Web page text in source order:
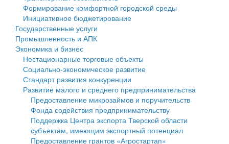
Государственные услуги
Промышленность и АПК
Экономика и бизнес
Символика
Устав
Гостям округа
Туризм
Культура
Образование
Здравоохранение
муниципального округа Тверской области
Администрация Кашинского муниципального округа
Тверской области
Управление сельскими территориями
Открытые данные
Работа с обращениями граждан
Муниципальный контроль
Финансовое управление
Бюджет для граждан
Имущество
Выявление правообладателей ранее учтенных
объектов недвижимости
Имущественная поддержка субъектов малого и
среднего предпринимательства
Формирование комфортной городской среды
Инициативное бюджетирование
Государственные услуги
Промышленность и АПК
Экономика и бизнес
Нестационарные торговые объекты
Социально-экономическое развитие
Стандарт развития конкуренции
Развитие малого и среднего предпринимательства
Предоставление микрозаймов и поручительств
Фонда содействия предпринимательству
Поддержка Центра экспорта Тверской области
субъектам, имеющим экспортный потенциал
Предоставление грантов «Агростартап»